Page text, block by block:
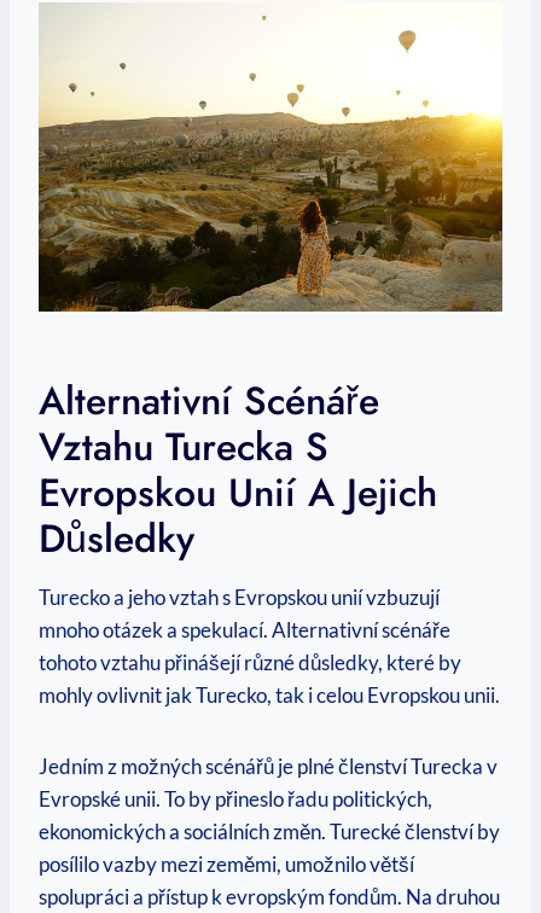
Alternativní Scénáře
Vztahu Turecka S
Evropskou Unií A Jejich
Důsledky
Turecko a jeho vztah s Evropskou unií vzbuzují
mnoho otázek a spekulací. Alternativní scénáře
tohoto vztahu přinášejí různé důsledky, které by
mohly ovlivnit jak Turecko, tak i celou Evropskou unii.
Jedním z možných scénářů je plné členství Turecka v
Evropské unii. To by přineslo řadu politických,
ekonomických a sociálních změn. Turecké členství by
posílilo vazby mezi zeměmi, umožnilo větší
spolupráci a přístup k evropským fondům. Na druhou